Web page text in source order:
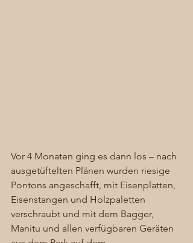
Vor 4 Monaten ging es dann los – nach
ausgetüftelten Plänen wurden riesige
Pontons angeschafft, mit Eisenplatten,
Eisenstangen und Holzpaletten
verschraubt und mit dem Bagger,
Manitu und allen verfügbaren Geräten